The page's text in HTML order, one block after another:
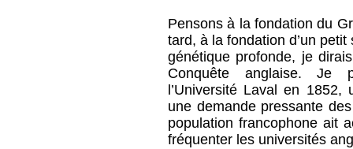
Pensons à la fondation du
tard, à la fondation d’un
génétique profonde, je
Conquête anglaise. Je
l’Université Laval en
une demande pressante
population francophone ait
fréquenter les universités